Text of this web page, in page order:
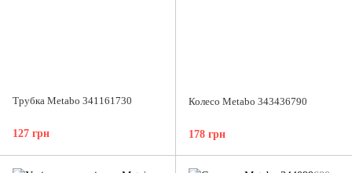
Трубка Metabo 341161730
127 грн
Колесо Metabo 343436790
178 грн